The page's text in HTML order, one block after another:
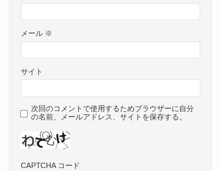
メール ※
サイト
次回のコメントで使用するためブラウザーに自分
の名前、メールアドレス、サイトを保存する。
CAPTCHA コード